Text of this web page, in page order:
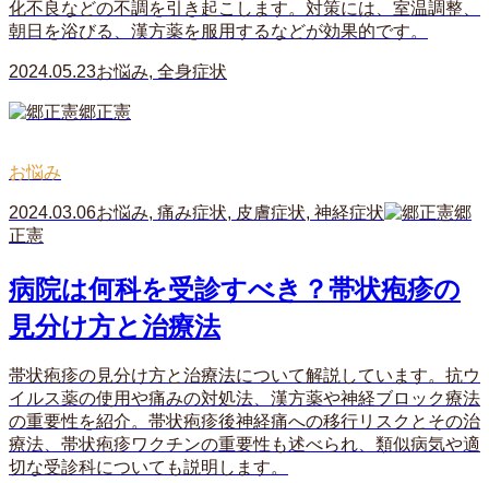
化不良などの不調を引き起こします。対策には、室温調整、
朝日を浴びる、漢方薬を服用するなどが効果的です。
2024.05.23お悩み, 全身症状
郷正憲
お悩み
2024.03.06お悩み, 痛み症状, 皮膚症状, 神経症状
郷
正憲
病院は何科を受診すべき？帯状疱疹の
見分け方と治療法
帯状疱疹の見分け方と治療法について解説しています。抗ウ
イルス薬の使用や痛みの対処法、漢方薬や神経ブロック療法
の重要性を紹介。帯状疱疹後神経痛への移行リスクとその治
療法、帯状疱疹ワクチンの重要性も述べられ、類似病気や適
切な受診科についても説明します。